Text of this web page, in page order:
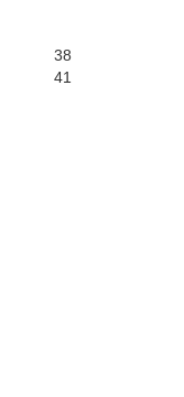
38
41